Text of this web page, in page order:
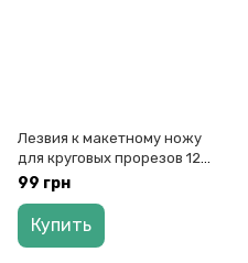
Лезвия к макетному ножу
для круговых прорезов 12
штук Dafa СВ-23, 9416023
99 грн
Купить